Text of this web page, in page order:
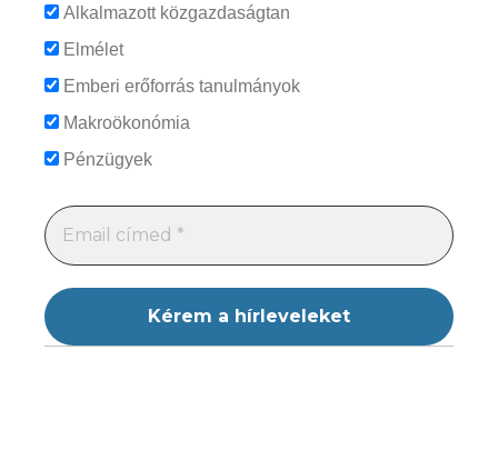
Alkalmazott közgazdaságtan
Elmélet
Emberi erőforrás tanulmányok
Makroökonómia
Pénzügyek